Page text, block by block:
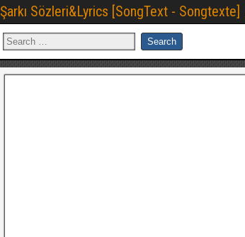
Şarkı Sözleri&Lyrics [SongText - Songtexte]